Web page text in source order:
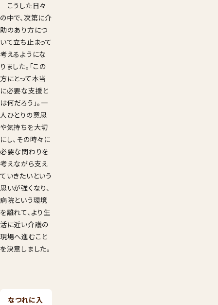
こうした日々
の中で、次第に介
助のあり方につ
いて立ち止まって
考えるようにな
りました。「この
方にとって本当
に必要な支援と
は何だろう」。一
人ひとりの意思
や気持ちを大切
にし、その時々に
必要な関わりを
考えながら支え
ていきたいという
思いが強くなり、
病院という環境
を離れて、より生
活に近い介護の
現場へ進むこと
を決意しました。
なつれに入